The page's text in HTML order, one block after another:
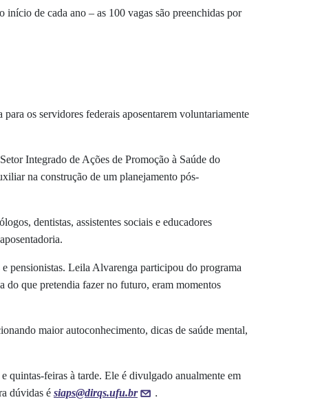
de cada ano – as 100 vagas são preenchidas por
os servidores federais aposentarem voluntariamente
Integrado de Ações de Promoção à Saúde do
na construção de um planejamento pós-
dentistas, assistentes sociais e educadores
pensionistas. Leila Alvarenga participou do programa
do que pretendia fazer no futuro, eram momentos
maior autoconhecimento, dicas de saúde mental,
quintas-feiras à tarde. Ele é divulgado anualmente em
dúvidas é siaps@dirqs.ufu.br .